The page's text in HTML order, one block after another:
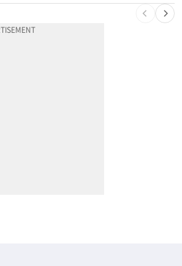
천하람, 현역 의원 최초 신병교육 입소…논산서 2박3일 생활